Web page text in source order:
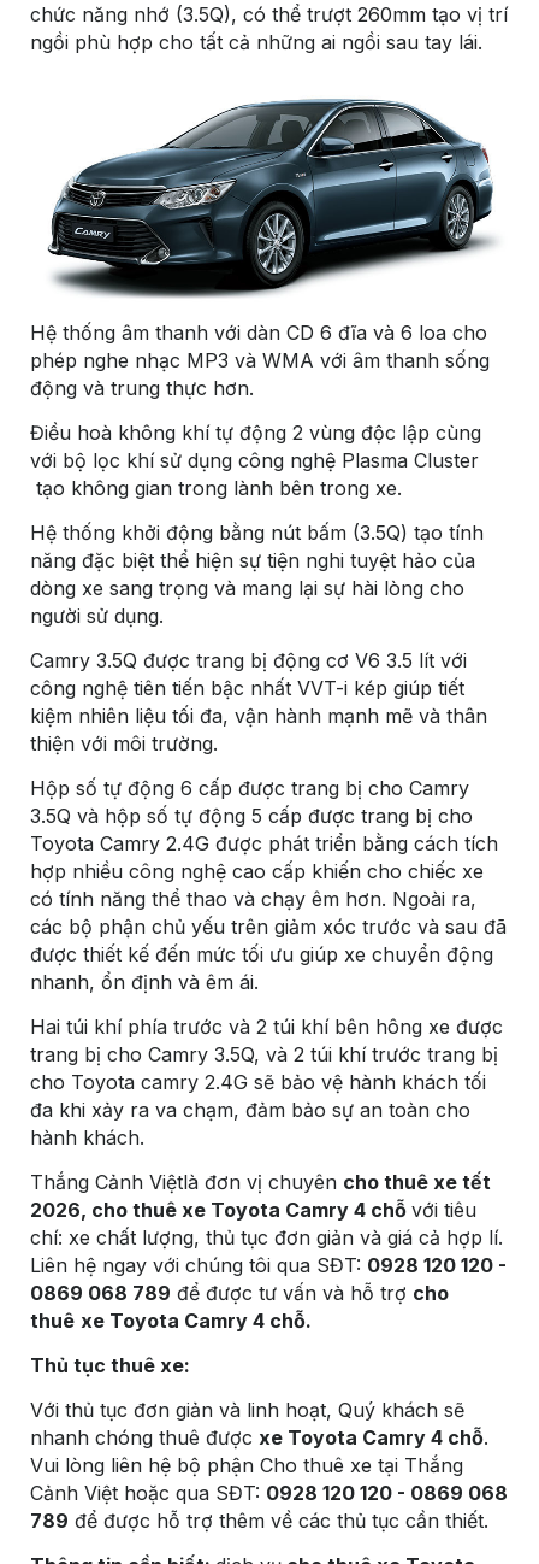
chức năng nhớ (3.5Q), có thể trượt 260mm tạo vị trí
ngồi phù hợp cho tất cả những ai ngồi sau tay lái.
Hệ thống âm thanh với dàn CD 6 đĩa và 6 loa cho
phép nghe nhạc MP3 và WMA với âm thanh sống
động và trung thực hơn.
Điều hoà không khí tự động 2 vùng độc lập cùng
với bộ lọc khí sử dụng công nghệ Plasma Cluster
tạo không gian trong lành bên trong xe.
Hệ thống khởi động bằng nút bấm (3.5Q) tạo tính
năng đặc biệt thể hiện sự tiện nghi tuyệt hảo của
dòng xe sang trọng và mang lại sự hài lòng cho
người sử dụng.
Camry 3.5Q được trang bị động cơ V6 3.5 lít với
công nghệ tiên tiến bậc nhất VVT-i kép giúp tiết
kiệm nhiên liệu tối đa, vận hành mạnh mẽ và thân
thiện với môi trường.
Hộp số tự động 6 cấp được trang bị cho Camry
3.5Q và hộp số tự động 5 cấp được trang bị cho
Toyota Camry 2.4G được phát triển bằng cách tích
hợp nhiều công nghệ cao cấp khiến cho chiếc xe
có tính năng thể thao và chạy êm hơn. Ngoài ra,
các bộ phận chủ yếu trên giảm xóc trước và sau đã
được thiết kế đến mức tối ưu giúp xe chuyển động
nhanh, ổn định và êm ái.
Hai túi khí phía trước và 2 túi khí bên hông xe được
trang bị cho Camry 3.5Q, và 2 túi khí trước trang bị
cho Toyota camry 2.4G sẽ bảo vệ hành khách tối
đa khi xảy ra va chạm, đảm bảo sự an toàn cho
hành khách.
Thắng Cảnh Việtlà đơn vị chuyên cho thuê xe tết
2026, cho thuê xe Toyota Camry 4 chỗ với tiêu
chí: xe chất lượng, thủ tục đơn giản và giá cả hợp lí.
Liên hệ ngay với chúng tôi qua SĐT: 0928 120 120 -
0869 068 789 để được tư vấn và hỗ trợ cho
thuê xe Toyota Camry 4 chỗ.
Thủ tục thuê xe:
Với thủ tục đơn giản và linh hoạt, Quý khách sẽ
nhanh chóng thuê được xe Toyota Camry 4 chỗ.
Vui lòng liên hệ bộ phận Cho thuê xe tại Thắng
Cảnh Việt hoặc qua SĐT: 0928 120 120 - 0869 068
789 để được hỗ trợ thêm về các thủ tục cần thiết.